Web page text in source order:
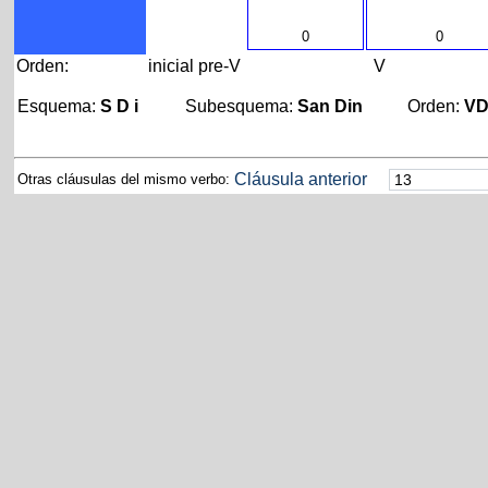
0 0
Orden: inicial pre-V V
Esquema: S D i Subesquema:San Din Orden:VD
Otras cláusulas del mismo verbo: Cláusula anterior